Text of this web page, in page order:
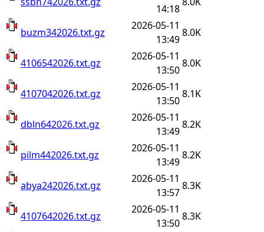
14:18
buzm342026.txt.gz
2026-05-11
13:49
8.0K
4106542026.txt.gz
2026-05-11
13:50
8.0K
4107042026.txt.gz
2026-05-11
13:50
8.1K
dbln642026.txt.gz
2026-05-11
13:49
8.2K
pilm442026.txt.gz
2026-05-11
13:49
8.2K
abya242026.txt.gz
2026-05-11
13:57
8.3K
4107642026.txt.gz
2026-05-11
13:50
8.3K